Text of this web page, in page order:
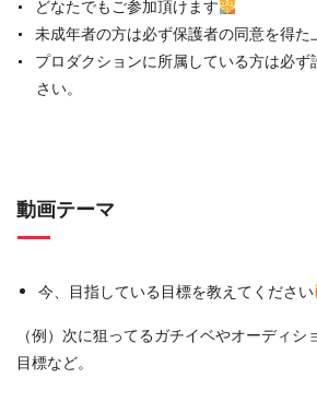
どなたでもご参加頂けます
未成年者の方は必ず保護者の同意を得た
プロダクションに所属している方は必
さい。
動画テーマ
今、目指している目標を教えてください
（例）次に狙ってるガチイベやオーディ
目標など。